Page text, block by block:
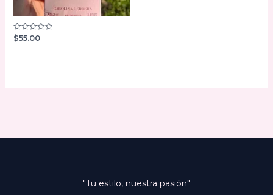
Valorado
con
$55.00
"Tu estilo, nuestra pasión"